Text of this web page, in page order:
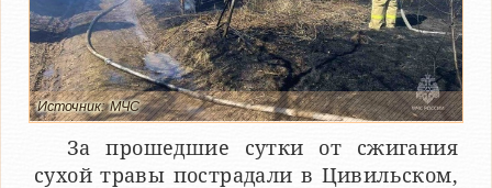
Источник: МЧС
За прошедшие сутки от сжигания
сухой травы пострадали в Цивильском,